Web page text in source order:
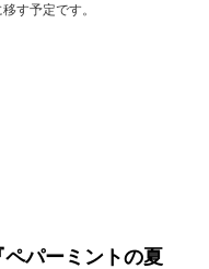
す予定です。
パーミントの夏